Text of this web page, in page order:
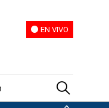
EN VIVO